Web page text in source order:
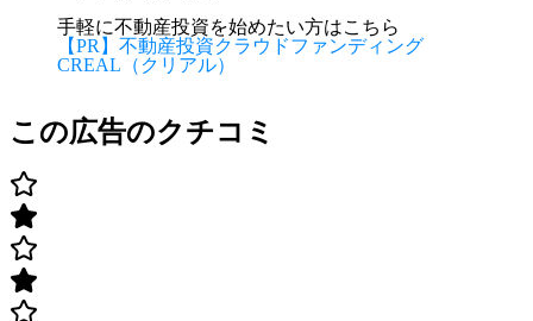
手軽に不動産投資を始めたい方はこちら
【PR】不動産投資クラウドファンディング
CREAL（クリアル）
この広告のクチコミ